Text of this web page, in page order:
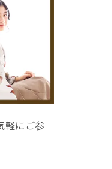
らから。